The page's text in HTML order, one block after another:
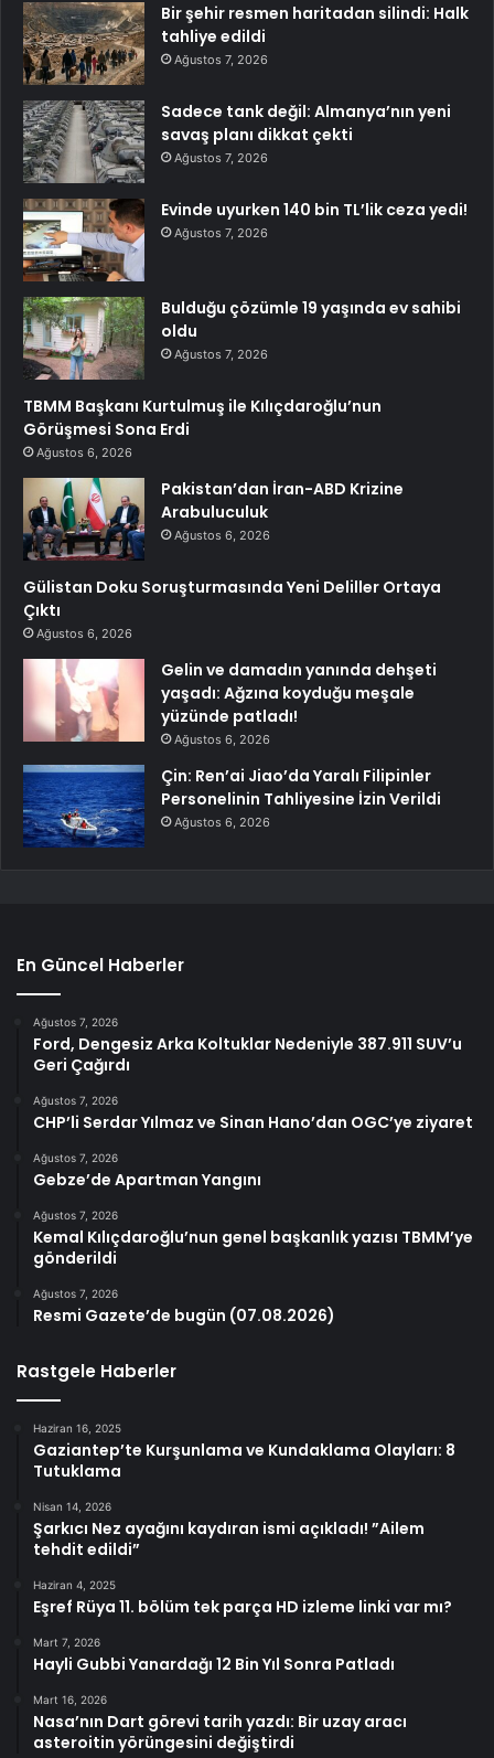
Bir şehir resmen haritadan silindi: Halk
tahliye edildi
Ağustos 7, 2026
Sadece tank değil: Almanya’nın yeni
savaş planı dikkat çekti
Ağustos 7, 2026
Evinde uyurken 140 bin TL’lik ceza yedi!
Ağustos 7, 2026
Bulduğu çözümle 19 yaşında ev sahibi
oldu
Ağustos 7, 2026
TBMM Başkanı Kurtulmuş ile Kılıçdaroğlu’nun
Görüşmesi Sona Erdi
Ağustos 6, 2026
Pakistan’dan İran-ABD Krizine
Arabuluculuk
Ağustos 6, 2026
Gülistan Doku Soruşturmasında Yeni Deliller Ortaya
Çıktı
Ağustos 6, 2026
Gelin ve damadın yanında dehşeti
yaşadı: Ağzına koyduğu meşale
yüzünde patladı!
Ağustos 6, 2026
Çin: Ren’ai Jiao’da Yaralı Filipinler
Personelinin Tahliyesine İzin Verildi
Ağustos 6, 2026
En Güncel Haberler
Ağustos 7, 2026
Ford, Dengesiz Arka Koltuklar Nedeniyle 387.911 SUV’u
Geri Çağırdı
Ağustos 7, 2026
CHP’li Serdar Yılmaz ve Sinan Hano’dan OGC’ye ziyaret
Ağustos 7, 2026
Gebze’de Apartman Yangını
Ağustos 7, 2026
Kemal Kılıçdaroğlu’nun genel başkanlık yazısı TBMM’ye
gönderildi
Ağustos 7, 2026
Resmi Gazete’de bugün (07.08.2026)
Rastgele Haberler
Haziran 16, 2025
Gaziantep’te Kurşunlama ve Kundaklama Olayları: 8
Tutuklama
Nisan 14, 2026
Şarkıcı Nez ayağını kaydıran ismi açıkladı! ”Ailem
tehdit edildi”
Haziran 4, 2025
Eşref Rüya 11. bölüm tek parça HD izleme linki var mı?
Mart 7, 2026
Hayli Gubbi Yanardağı 12 Bin Yıl Sonra Patladı
Mart 16, 2026
Nasa’nın Dart görevi tarih yazdı: Bir uzay aracı
asteroitin yörüngesini değiştirdi